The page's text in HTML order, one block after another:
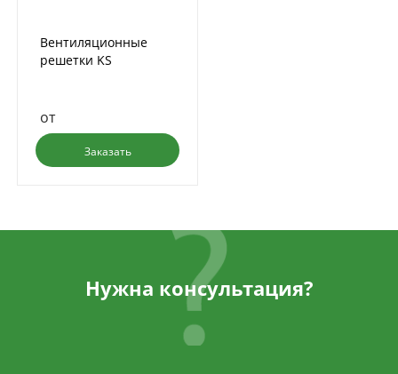
Вентиляционные
решетки KS
от
Заказать
Нужна консультация?